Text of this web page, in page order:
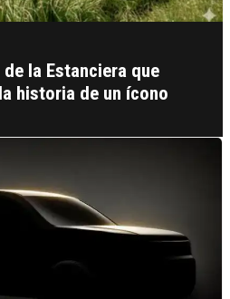
la Estanciera que
historia de un ícono